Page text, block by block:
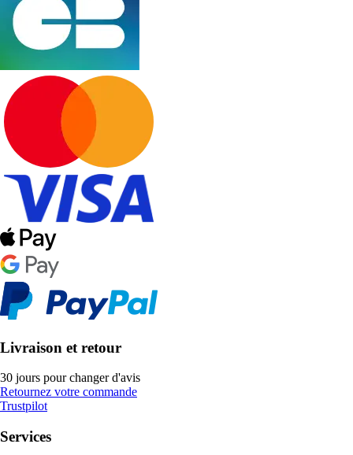
Livraison et retour
30 jours pour changer d'avis
Retournez votre commande
Trustpilot
Services